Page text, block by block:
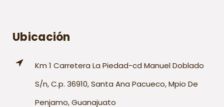
Ubicación
Km 1 Carretera La Piedad-cd Manuel Doblado
S/n, C.p. 36910, Santa Ana Pacueco, Mpio De
Penjamo, Guanajuato